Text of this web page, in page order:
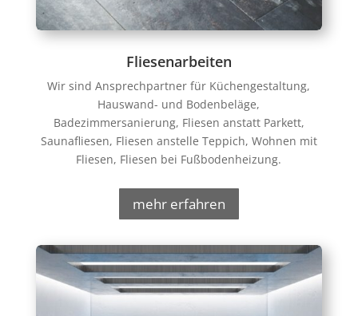
Fliesenarbeiten
Wir sind Ansprechpartner für Küchengestaltung,
Hauswand- und Bodenbeläge,
Badezimmersanierung, Fliesen anstatt Parkett,
Saunafliesen, Fliesen anstelle Teppich, Wohnen mit
Fliesen, Fliesen bei Fußbodenheizung.
mehr erfahren